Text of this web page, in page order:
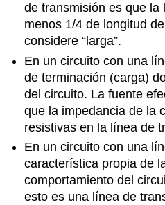
de transmisión es que la
menos 1/4 de longitud
considere “larga”.
En un circuito con una
de terminación (carga)
del circuito. La fuente
que la impedancia de la
resistivas en la línea de
En un circuito con una
característica propia de
comportamiento del
esto es una línea de